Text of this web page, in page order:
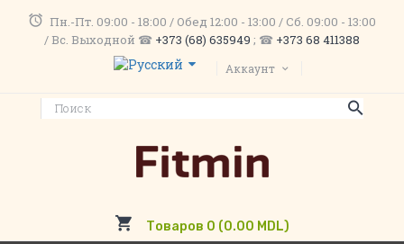
Пн.-Пт. 09:00 - 18:00 / Обед 12:00 - 13:00 / Сб. 09:00 - 13:00
/ Вс. Выходной ☎ +373 (68) 635949 ; ☎ +373 68 411388
Аккаунт
Товаров 0 (0.00 MDL)